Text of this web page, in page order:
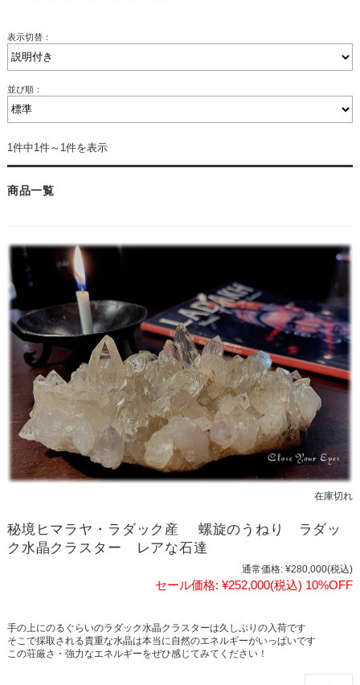
表示切替：
並び順：
1件中1件～1件を表示
商品一覧
在庫切れ
秘境ヒマラヤ・ラダック産 螺旋のうねり ラダッ
ク水晶クラスター レアな石達
通常価格: ¥280,000(税込)
セール価格: ¥252,000(税込) 10%OFF
手の上にのるぐらいのラダック水晶クラスターは久しぶりの入荷です
そこで採取される貴重な水晶は本当に自然のエネルギーがいっぱいです
この荘厳さ・強力なエネルギーをぜひ感じてみてください！